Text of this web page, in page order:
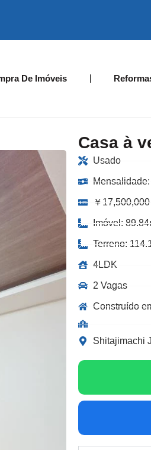
De Imóveis
Casa à
Usado
Mensalidade:
￥
Imóvel:
Terreno:
4LDK
2 Vagas
Construído
Shitajimachi